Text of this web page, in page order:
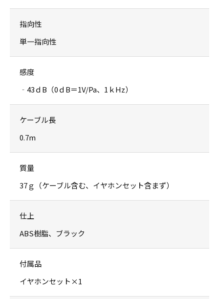
指向性
単一指向性
感度
‐43ｄB（0ｄB＝1V/Pa、1ｋHz）
ケーブル長
0.7m
質量
37ｇ（ケーブル含む、イヤホンセット含まず）
仕上
ABS樹脂、ブラック
付属品
イヤホンセット×1